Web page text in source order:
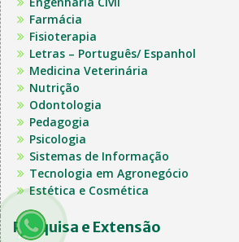
Farmácia
Fisioterapia
Letras – Português/ Espanhol
Medicina Veterinária
Nutrição
Odontologia
Pedagogia
Psicologia
Sistemas de Informação
Tecnologia em Agronegócio
Estética e Cosmética
Pesquisa e Extensão